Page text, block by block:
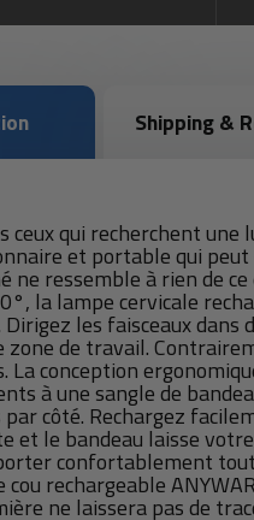
Shipping &
ceux qui recherchent
et portable qui
ne ressemble à rien de
la lampe cervicale
Dirigez les faisceaux
zone de travail.
La conception
à une sangle de
côté. Rechargez
et le bandeau laisse
confortablement
cou rechargeable
ne laissera pas de